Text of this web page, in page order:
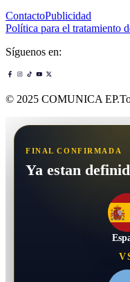
ContactoPublicidad
Política para el tratamiento
Síguenos en:
© 2025 COMUNICA
FINAL CONFIRMADA
Ya estan